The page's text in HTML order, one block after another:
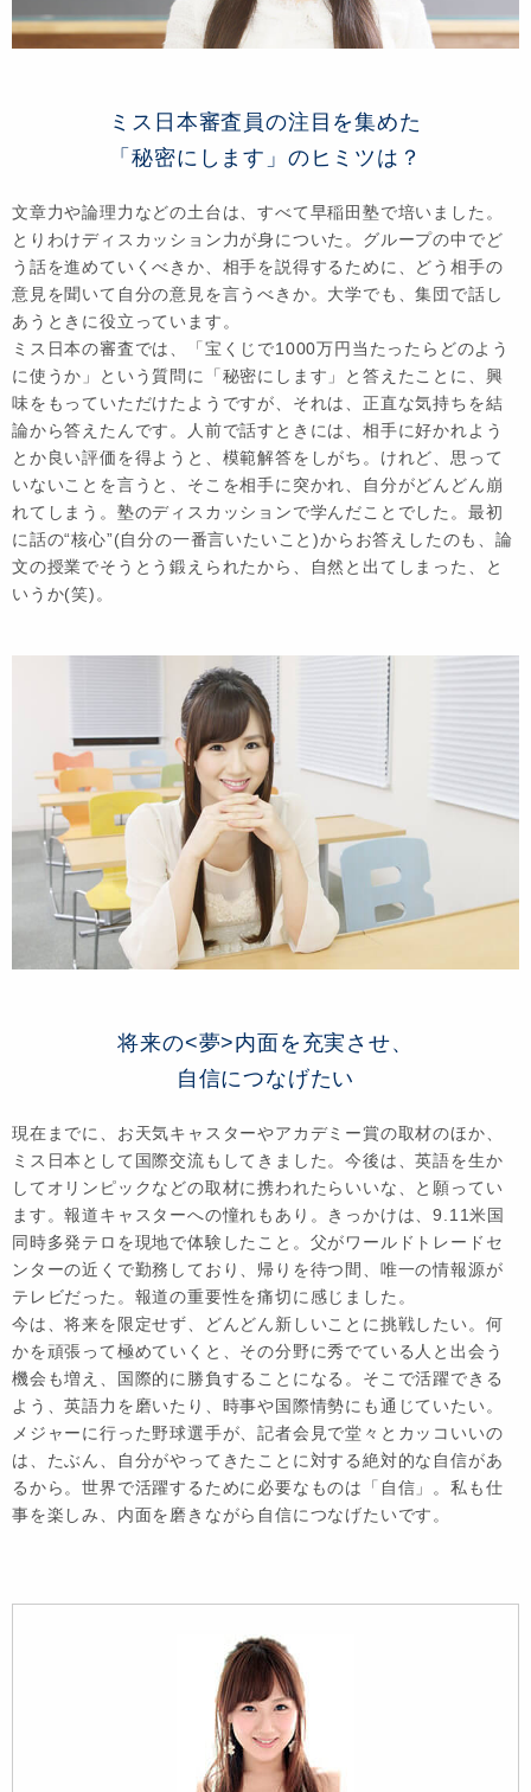
ミス日本審査員の注目を集めた
「秘密にします」のヒミツは？
文章力や論理力などの土台は、すべて早稲田塾で培いました。
とりわけディスカッション力が身についた。グループの中でど
う話を進めていくべきか、相手を説得するために、どう相手の
意見を聞いて自分の意見を言うべきか。大学でも、集団で話し
あうときに役立っています。
ミス日本の審査では、「宝くじで1000万円当たったらどのよう
に使うか」という質問に「秘密にします」と答えたことに、興
味をもっていただけたようですが、それは、正直な気持ちを結
論から答えたんです。人前で話すときには、相手に好かれよう
とか良い評価を得ようと、模範解答をしがち。けれど、思って
いないことを言うと、そこを相手に突かれ、自分がどんどん崩
れてしまう。塾のディスカッションで学んだことでした。最初
に話の“核心”(自分の一番言いたいこと)からお答えしたのも、論
文の授業でそうとう鍛えられたから、自然と出てしまった、と
いうか(笑)。
将来の<夢>内面を充実させ、
自信につなげたい
現在までに、お天気キャスターやアカデミー賞の取材のほか、
ミス日本として国際交流もしてきました。今後は、英語を生か
してオリンピックなどの取材に携われたらいいな、と願ってい
ます。報道キャスターへの憧れもあり。きっかけは、9.11米国
同時多発テロを現地で体験したこと。父がワールドトレードセ
ンターの近くで勤務しており、帰りを待つ間、唯一の情報源が
テレビだった。報道の重要性を痛切に感じました。
今は、将来を限定せず、どんどん新しいことに挑戦したい。何
かを頑張って極めていくと、その分野に秀でている人と出会う
機会も増え、国際的に勝負することになる。そこで活躍できる
よう、英語力を磨いたり、時事や国際情勢にも通じていたい。
メジャーに行った野球選手が、記者会見で堂々とカッコいいの
は、たぶん、自分がやってきたことに対する絶対的な自信があ
るから。世界で活躍するために必要なものは「自信」。私も仕
事を楽しみ、内面を磨きながら自信につなげたいです。